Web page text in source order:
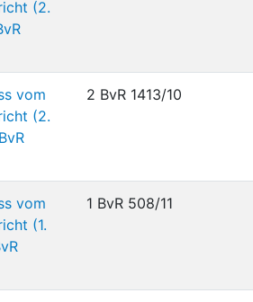
(2.
vom
(2.
2 BvR 1413/10
vom
(1.
1 BvR 508/11